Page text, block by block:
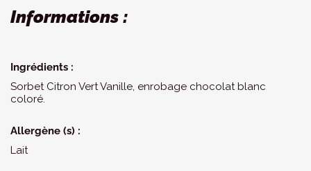
Informations :
Ingrédients :
Sorbet Citron Vert Vanille, enrobage chocolat blanc
coloré.
Allergène (s) :
Lait